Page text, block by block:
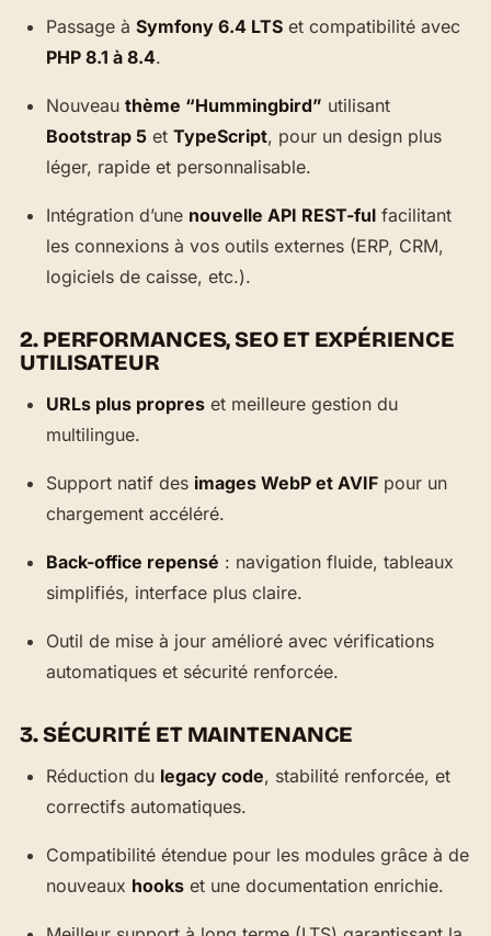
Passage à Symfony 6.4 LTS et compatibilité avec
PHP 8.1 à 8.4.
Nouveau thème “Hummingbird” utilisant
Bootstrap 5 et TypeScript, pour un design plus
léger, rapide et personnalisable.
Intégration d’une nouvelle API REST-ful facilitant
les connexions à vos outils externes (ERP, CRM,
logiciels de caisse, etc.).
2. PERFORMANCES, SEO ET EXPÉRIENCE
UTILISATEUR
URLs plus propres et meilleure gestion du
multilingue.
Support natif des images WebP et AVIF pour un
chargement accéléré.
Back-office repensé : navigation fluide, tableaux
simplifiés, interface plus claire.
Outil de mise à jour amélioré avec vérifications
automatiques et sécurité renforcée.
3. SÉCURITÉ ET MAINTENANCE
Réduction du legacy code, stabilité renforcée, et
correctifs automatiques.
Compatibilité étendue pour les modules grâce à de
nouveaux hooks et une documentation enrichie.